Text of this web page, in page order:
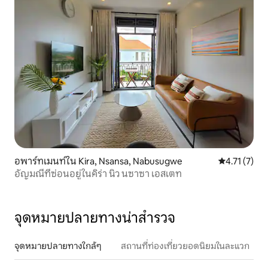
อพาร์ทเมนท์ใน Kira, Nsansa, Nabusugwe คะแนนเฉลี่ย
4.71 (7)
อัญมณีที่ซ่อนอยู่ในคิร่า นิว นซาซา เอสเตท
จุดหมายปลายทางน่าสำรวจ
จุดหมายปลายทางใกล้ๆ สถานที่ท่องเที่ยวยอดนิยมในละแวก